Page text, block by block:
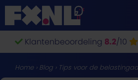
Ga
naar
de
inhoudKlantenbeoordeling 8.2/10
Home› Blog › Tips voor de